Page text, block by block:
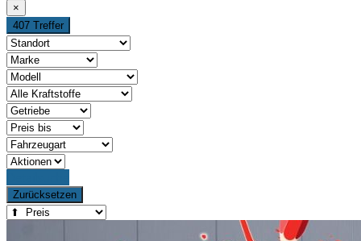
×
407 Treffer
Zurücksetzen